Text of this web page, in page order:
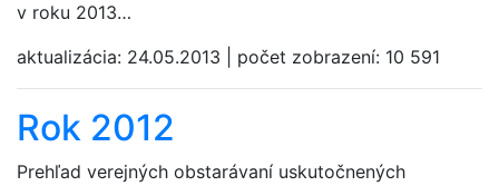
v roku 2013…
aktualizácia: 24.05.2013 počet zobrazení: 10 591
Rok 2012
Prehľad verejných obstarávaní uskutočnených